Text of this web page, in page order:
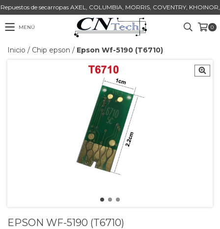
Repuestos de secarropas AXEL, COLUMBIA, MORRIS, COVENTRY, KHOINOR,
MENÚ 0
Inicio / Chip epson / Epson Wf-5190 (T6710)
EPSON WF-5190 (T6710)